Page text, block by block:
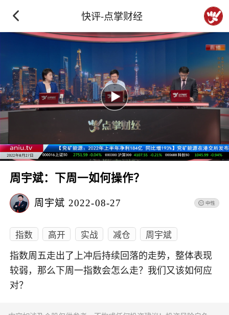
快评-点掌财经
周宇斌：下周一如何操作？
周宇斌 2022-08-27
指数 高开 实战 减仓 周宇斌
指数周五走出了上冲后持续回落的走势，整体表现
较弱，那么下周一指数会怎么走？我们又该如何应
对？